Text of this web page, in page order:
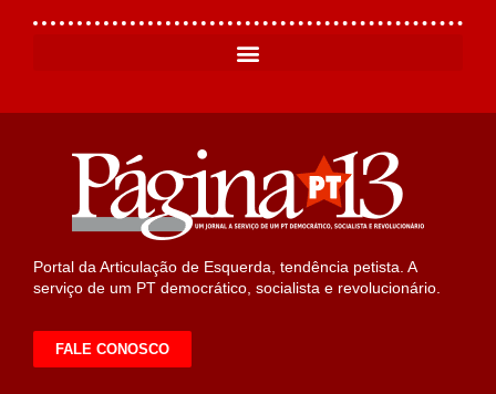
Portal da Articulação de Esquerda, tendência petista. A
serviço de um PT democrático, socialista e revolucionário.
FALE CONOSCO